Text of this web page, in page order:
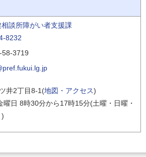
談所障がい者支援課
8232
58-3719
井2丁目8-1(地図・アクセス)
曜日 8時30分から17時15分(土曜・日曜・
)